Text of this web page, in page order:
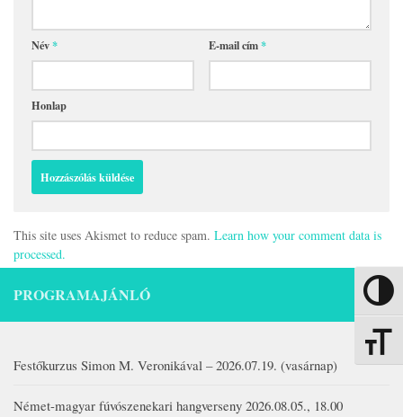
Nagy
Név* E-mail cím*
Honlap
This site uses Akismet to reduce spam. Learn how your comment data is
processed.
PROGRAMAJÁNLÓ
Festőkurzus Simon M. Veronikával – 2026.07.19. (vasárnap)
Német-magyar fúvószenekari hangverseny 2026.08.05., 18.00